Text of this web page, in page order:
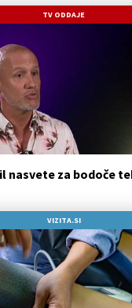
TV ODDAJE
nasvete za bodoče
VIZITA.SI